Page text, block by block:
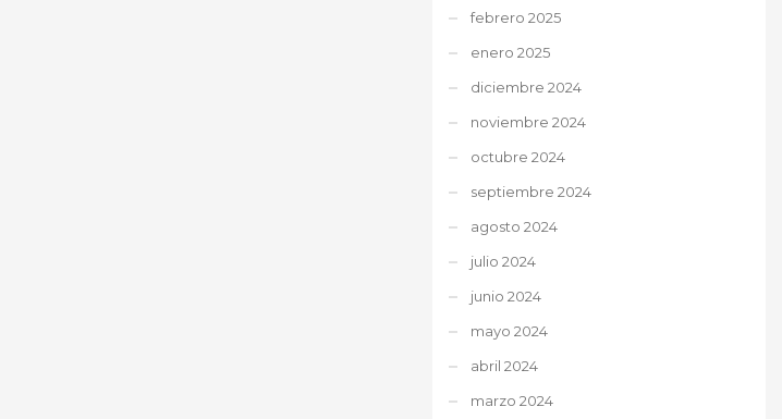
febrero 2025
enero 2025
diciembre 2024
noviembre 2024
octubre 2024
septiembre 2024
agosto 2024
julio 2024
junio 2024
mayo 2024
abril 2024
marzo 2024